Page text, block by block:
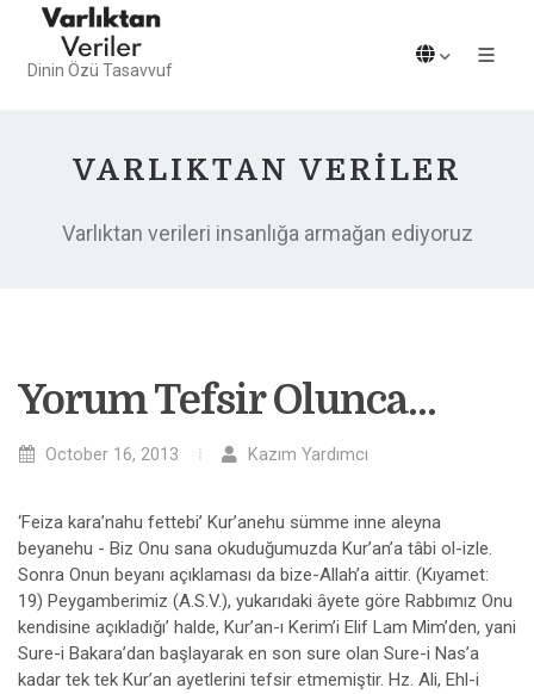
Dinin Özü Tasavvuf
VARLIKTAN VERILER
Varlıktan verileri insanlığa armağan ediyoruz
Yorum Tefsir Olunca...
October 16, 2013 Kazım Yardımcı
‘Feiza kara’nahu fettebi’ Kur’anehu sümme inne aleyna
beyanehu - Biz Onu sana okuduğumuzda Kur’an’a tâbi ol-izle.
Sonra Onun beyanı açıklaması da bize-Allah’a aittir. (Kıyamet:
19) Peygamberimiz (A.S.V.), yukarıdaki âyete göre Rabbımız Onu
kendisine açıkladığı’ halde, Kur’an-ı Kerim’i Elif Lam Mim’den, yani
Sure-i Bakara’dan başlayarak en son sure olan Sure-i Nas’a
kadar tek tek Kur’an ayetlerini tefsir etmemiştir. Hz. Ali, Ehl-i